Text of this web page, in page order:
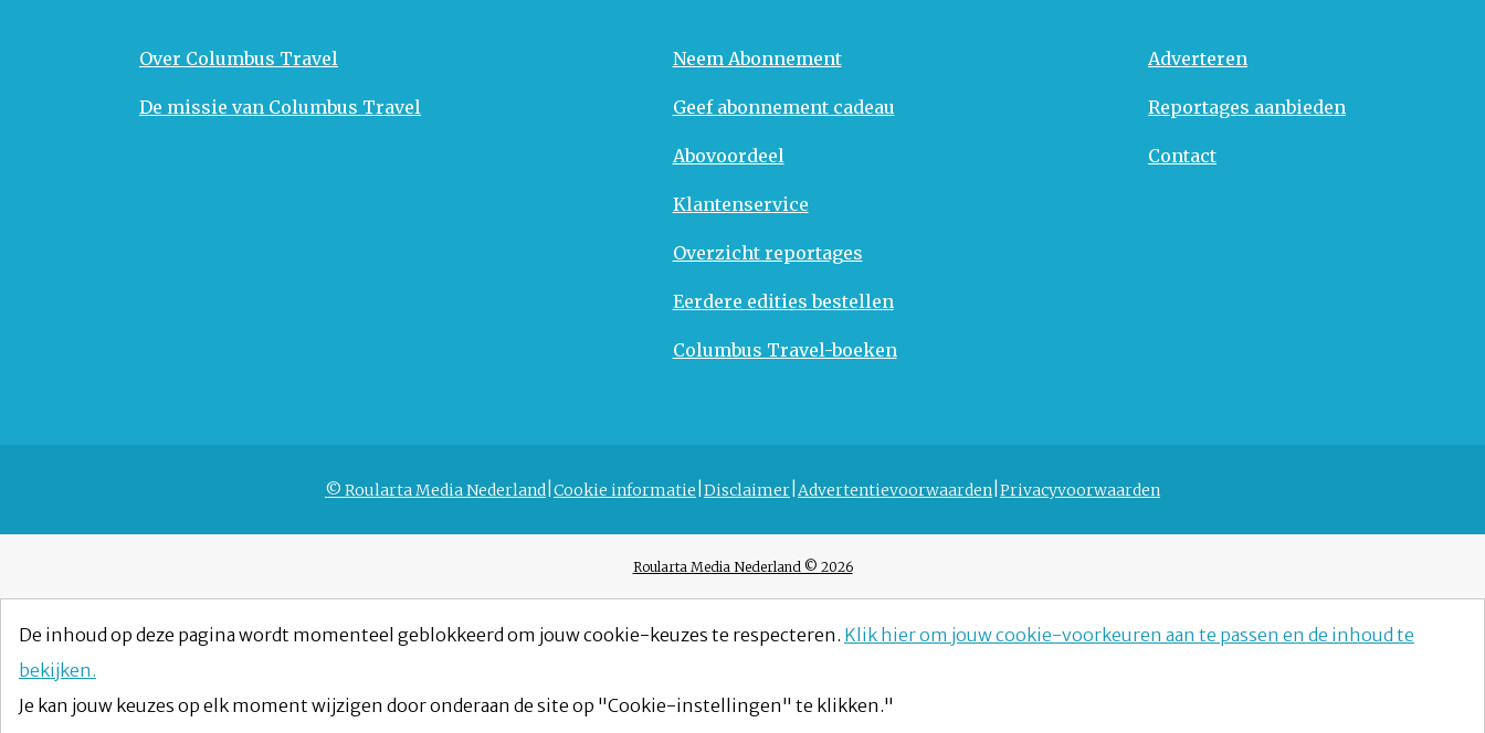
Over Columbus Travel
De missie van Columbus Travel
Neem Abonnement
Geef abonnement cadeau
Abovoordeel
Klantenservice
Overzicht reportages
Eerdere edities bestellen
Columbus Travel-boeken
Adverteren
Reportages aanbieden
Contact
© Roularta Media Nederland Cookie informatie Disclaimer Advertentievoorwaarden Privacyvoorwaarden
Roularta Media Nederland © 2026
De inhoud op deze pagina wordt momenteel geblokkeerd om jouw cookie-keuzes te respecteren. Klik hier om jouw cookie-voorkeuren aan te passen en de inhoud te
bekijken.
Je kan jouw keuzes op elk moment wijzigen door onderaan de site op "Cookie-instellingen" te klikken."